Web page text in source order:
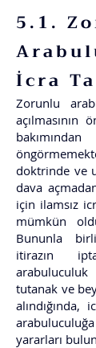
5.1.
İcra
Zorunlu
doktrinde ve
dava
için ilamsız
mümkün
Bununla
itirazın
tutanak ve
yararları